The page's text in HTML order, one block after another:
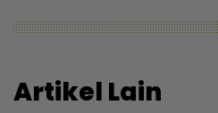
Artikel Lain